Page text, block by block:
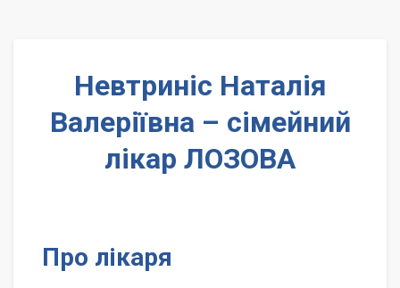
Невтриніс Наталія
Валеріївна – сімейний
лікар ЛОЗОВА
Про лікаря